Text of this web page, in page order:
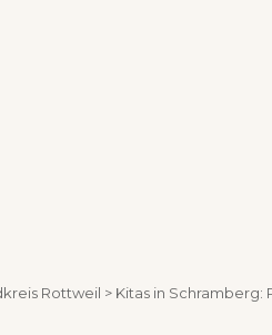
Rottweil > Kitas in Schramberg: